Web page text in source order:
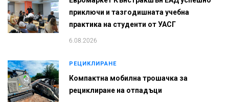
приключи и тазгодишната учебна
практика на студенти от УАСГ
6.08.2026
РЕЦИКЛИРАНЕ
Компактна мобилна трошачка за
рециклиране на отпадъци